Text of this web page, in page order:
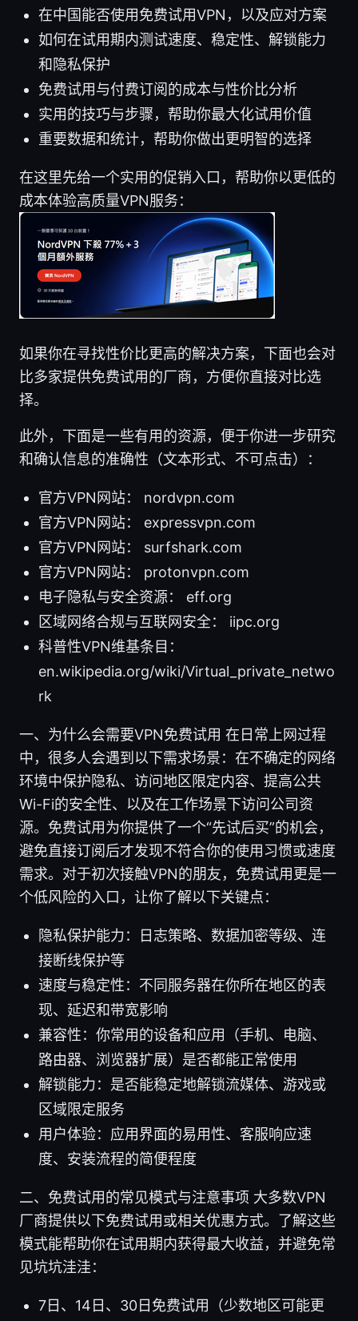
在中国能否使用免费试用VPN，以及应对方案
如何在试用期内测试速度、稳定性、解锁能力
和隐私保护
免费试用与付费订阅的成本与性价比分析
实用的技巧与步骤，帮助你最大化试用价值
重要数据和统计，帮助你做出更明智的选择
在这里先给一个实用的促销入口，帮助你以更低的
成本体验高质量VPN服务：
如果你在寻找性价比更高的解决方案，下面也会对
比多家提供免费试用的厂商，方便你直接对比选
择。
此外，下面是一些有用的资源，便于你进一步研究
和确认信息的准确性（文本形式、不可点击）：
官方VPN网站： nordvpn.com
官方VPN网站： expressvpn.com
官方VPN网站： surfshark.com
官方VPN网站： protonvpn.com
电子隐私与安全资源： eff.org
区域网络合规与互联网安全： iipc.org
科普性VPN维基条目：
en.wikipedia.org/wiki/Virtual_private_netwo
rk
一、为什么会需要VPN免费试用 在日常上网过程
中，很多人会遇到以下需求场景：在不确定的网络
环境中保护隐私、访问地区限定内容、提高公共
Wi-Fi的安全性、以及在工作场景下访问公司资
源。免费试用为你提供了一个“先试后买”的机会，
避免直接订阅后才发现不符合你的使用习惯或速度
需求。对于初次接触VPN的朋友，免费试用更是一
个低风险的入口，让你了解以下关键点：
隐私保护能力：日志策略、数据加密等级、连
接断线保护等
速度与稳定性：不同服务器在你所在地区的表
现、延迟和带宽影响
兼容性：你常用的设备和应用（手机、电脑、
路由器、浏览器扩展）是否都能正常使用
解锁能力：是否能稳定地解锁流媒体、游戏或
区域限定服务
用户体验：应用界面的易用性、客服响应速
度、安装流程的简便程度
二、免费试用的常见模式与注意事项 大多数VPN
厂商提供以下免费试用或相关优惠方式。了解这些
模式能帮助你在试用期内获得最大收益，并避免常
见坑坑洼洼：
7日、14日、30日免费试用（少数地区可能更